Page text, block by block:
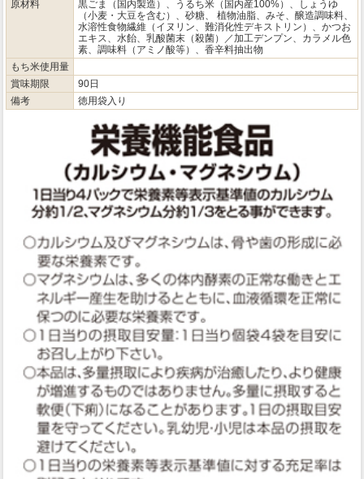
原材料
黒ごま（国内製造）、うるち米（国内産100%）、しょうゆ
（小麦・大豆を含む）、砂糖、 植物油脂、みそ、醸造調味料、
水溶性食物繊維（イヌリン、難消化性デキストリン）、かつお
エキス、水飴、乳酸菌末（殺菌）／加工デンプン、カラメル色
素、調味料（アミノ酸等）、香辛料抽出物
もち米使用量
賞味期限
90日
備考
徳用袋入り